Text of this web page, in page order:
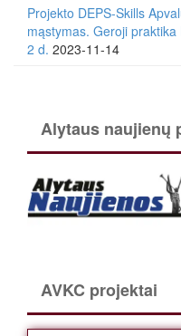
Projekto DEPS-Skills
mąstymas. Geroji
2 d. 2023-11-14
Alytaus naujienų
AVKC projektai